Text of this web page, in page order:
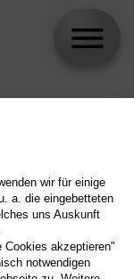
wir für einige
a. die eingebetteten
uns Auskunft
Cookies akzeptieren"
notwendigen